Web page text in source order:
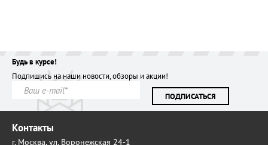
Будь в курсе!
Подпишись на наши новости, обзоры и акции!
ПОДПИСАТЬСЯ
Контакты
г. Москва,ул. Воронежская 24-1